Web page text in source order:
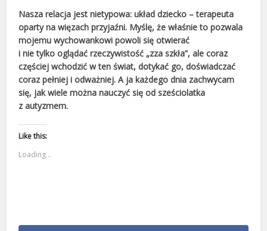
Nasza relacja jest nietypowa: układ dziecko – terapeuta
oparty na więzach przyjaźni. Myślę, że właśnie to pozwala
mojemu wychowankowi powoli się otwierać
i nie tylko oglądać rzeczywistość „zza szkła”, ale coraz
częściej wchodzić w ten świat, dotykać go, doświadczać
coraz pełniej i odważniej. A ja każdego dnia zachwycam
się, jak wiele można nauczyć się od sześciolatka
z autyzmem.
Like this:
Loading...